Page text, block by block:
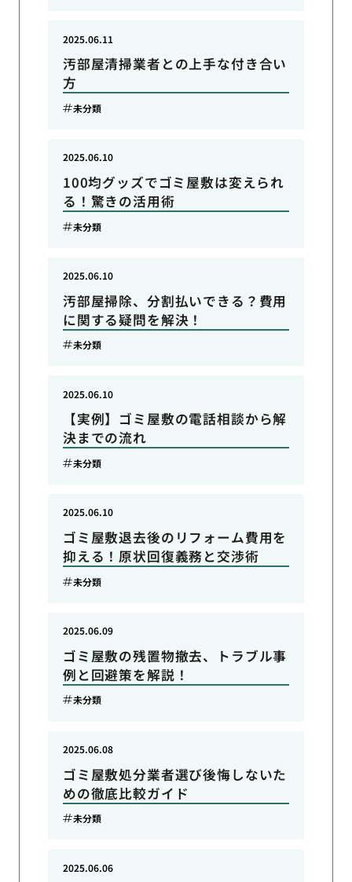
汚部屋清掃業者との上手な付き合い
方
2025.06.11
未分類
100均グッズでゴミ屋敷は変えられ
る！驚きの活用術
2025.06.10
未分類
汚部屋掃除、分割払いできる？費用
に関する疑問を解決！
2025.06.10
未分類
【実例】ゴミ屋敷の電話相談から解
決までの流れ
2025.06.10
未分類
ゴミ屋敷退去後のリフォーム費用を
抑える！原状回復義務と交渉術
2025.06.10
未分類
ゴミ屋敷の残置物撤去、トラブル事
例と回避策を解説！
2025.06.09
未分類
ゴミ屋敷処分業者選び後悔しないた
めの徹底比較ガイド
2025.06.08
未分類
2025.06.06